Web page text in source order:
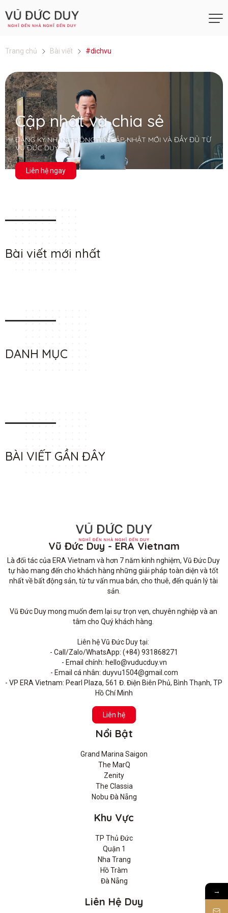
Trang chủ Bài viết #dichvu
Cập nhật và chia sẻ
ĐĂNG KÝ NHẬN THÔNG TIN CẬP NHẬT MỚI VÀ ĐẦY ĐỦ TỪ
VŨ ĐỨC DUY
Liên hệ ngay
Bài viết mới nhất
DANH MỤC
BÀI VIẾT GẦN ĐÂY
Vũ Đức Duy - ERA Vietnam
Là đối tác của ERA Vietnam và hơn 7 năm kinh nghiệm, Vũ Đức Duy
tự hào mang đến cho khách hàng những giải pháp toàn diện và tốt
nhất về bất động sản, từ tư vấn mua bán, cho thuê, đến quản lý tài
sản.
Vũ Đức Duy mong muốn đem lại sự trọn vẹn, chuyên nghiệp và an
tâm cho Quý khách hàng.
Liên hệ Vũ Đức Duy tại:
- Call/Zalo/WhatsApp: (+84) 931868271
- Email chính: hello@vuducduy.vn
- Email cá nhân: duyvu1504@gmail.com
- VP ERA Vietnam: Pearl Plaza, 561 Đ. Điện Biên Phủ, Bình Thạnh, TP
Hồ Chí Minh
Liên hệ
Nổi Bật
Grand Marina Saigon
The MarQ
Zenity
The Classia
Nobu Đà Nẵng
Khu Vực
TP Thủ Đức
Quận 1
Nha Trang
Hồ Tràm
Đà Nẵng
Liên Hệ Duy
→